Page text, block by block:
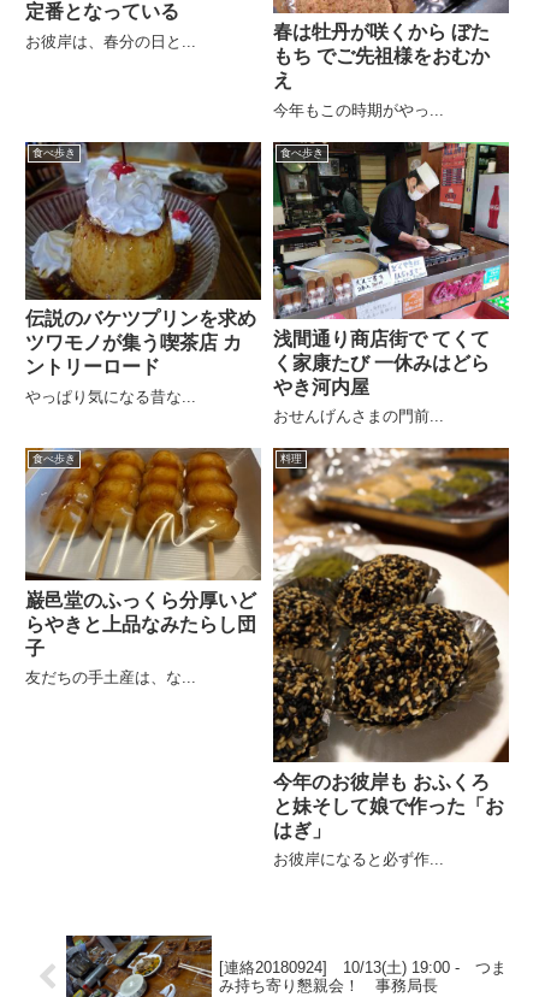
定番となっている
お彼岸は、春分の日と...
春は牡丹が咲くから ぼた
もち でご先祖様をおむか
え
今年もこの時期がやっ...
食べ歩き
伝説のバケツプリンを求め
ツワモノが集う喫茶店 カ
ントリーロード
やっぱり気になる昔な...
食べ歩き
浅間通り商店街で てくて
く家康たび 一休みはどら
やき河内屋
おせんげんさまの門前...
食べ歩き
巌邑堂のふっくら分厚いど
らやきと上品なみたらし団
子
友だちの手土産は、な...
料理
今年のお彼岸も おふくろ
と妹そして娘で作った「お
はぎ」
お彼岸になると必ず作...
[連絡20180924] 10/13(土) 19:00 - つま
み持ち寄り懇親会！ 事務局長